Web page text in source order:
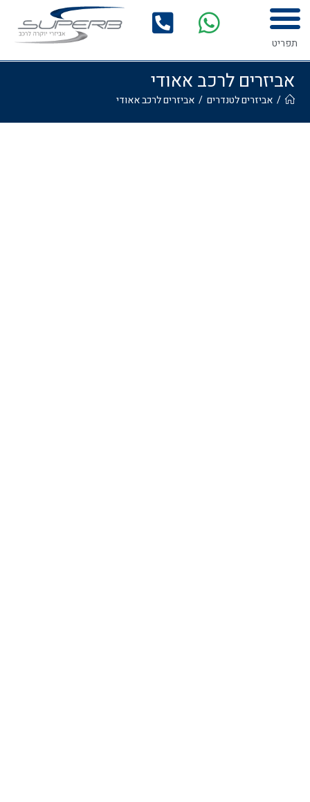
תפריט
אביזרים לרכב אאודי
/ אביזרים לטנדרים / אביזרים לרכב אאודי